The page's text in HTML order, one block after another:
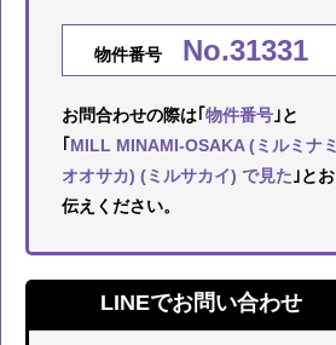
物件番号 No.31331
お問合わせの際は｢ 物件番号 ｣と
MILL MINAMI-OSAKA (ミルミナミ
オオサカ) (ミルサカイ) で見た ｣とお
伝えください。
LINEでお問い合わせ